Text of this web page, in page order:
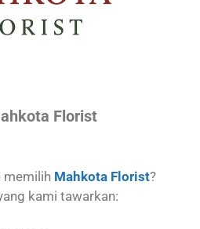
Florist
memilih Mahkota Florist?
kami tawarkan: